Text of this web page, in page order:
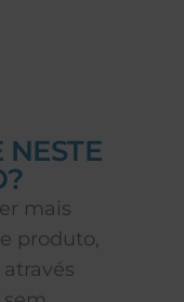
NESTE
mais
produto,